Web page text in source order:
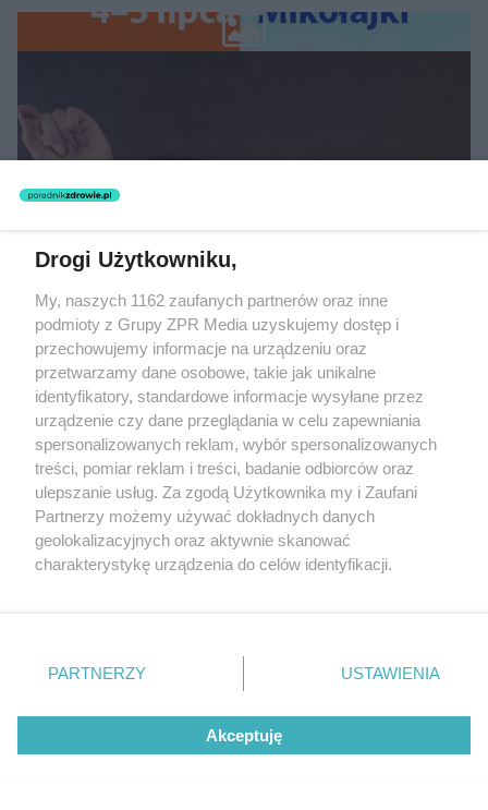
Wawelu
MUZYKA
"ESKA Hity na Czasie" – playlista,
która rozkręci każdą chwilę
Drogi Użytkowniku,
My, naszych 1162 zaufanych partnerów oraz inne
podmioty z Grupy ZPR Media uzyskujemy dostęp i
przechowujemy informacje na urządzeniu oraz
przetwarzamy dane osobowe, takie jak unikalne
identyfikatory, standardowe informacje wysyłane przez
urządzenie czy dane przeglądania w celu zapewniania
spersonalizowanych reklam, wybór spersonalizowanych
treści, pomiar reklam i treści, badanie odbiorców oraz
ulepszanie usług. Za zgodą Użytkownika my i Zaufani
Partnerzy możemy używać dokładnych danych
geolokalizacyjnych oraz aktywnie skanować
charakterystykę urządzenia do celów identyfikacji.
zmienić/wycofać klikając przycisk ustawień prywatności
znajdujący się w lewym dolnym rogu strony
rodzaje przetwarzania danych nie wymagają zgody
użytkownika, ale masz prawo sprzeciwić się takiemu
przetwarzaniu. Preferencje będą miały zastosowanie tylko
PARTNERZY USTAWIENIA
Akceptuję